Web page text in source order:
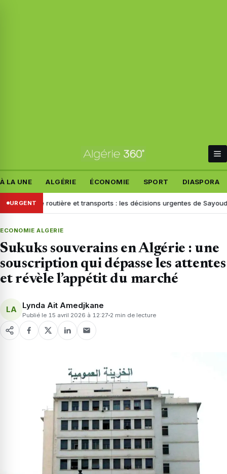
À LA UNE ALGÉRIE ÉCONOMIE SPORT DIASPORA
URGENT
routière et transports : les décisions urgentes de Sayoud face
ECONOMIE ALGERIE
Sukuks souverains en Algérie : une
souscription qui dépasse les attentes
et révèle l’appétit du marché
LA Lynda Ait Amedjkane
Publié le 15 avril 2026 à 12:27 2 min de lecture